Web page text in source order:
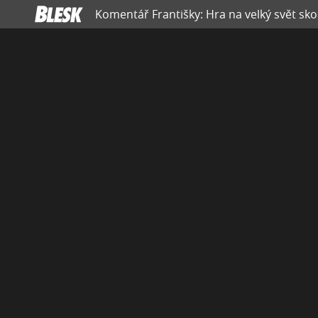
Komentář Františky: Hra na velký svět